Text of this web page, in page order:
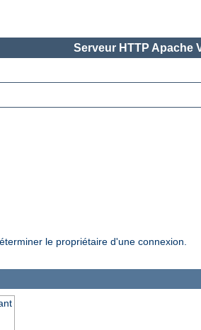
Serveur HTTP Apache
le propriétaire d'une connexion.